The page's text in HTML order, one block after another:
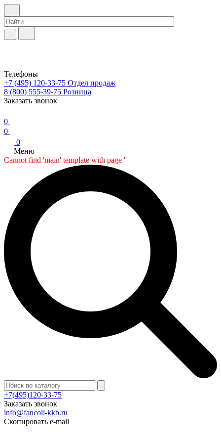
Телефоны
+7 (495) 120-33-75 Отдел продаж
8 (800) 555-39-75 Розница
Заказать звонок
0
0
0
Меню
Cannot find 'main' template with page ''
+7(495)120-33-75
Заказать звонок
info@fancoil-kkb.ru
Скопировать e-mail